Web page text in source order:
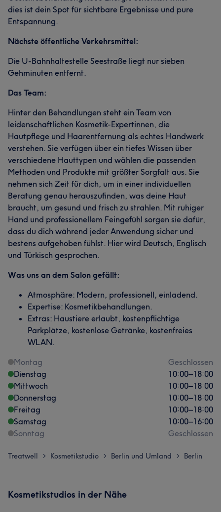
dies ist dein Spot für sichtbare Ergebnisse und pure
Entspannung.
Nächste öffentliche Verkehrsmittel:
Die U-Bahnhaltestelle Seestraße liegt nur sieben
Gehminuten entfernt.
Das Team:
Hinter den Behandlungen steht ein Team von
leidenschaftlichen Kosmetik-Expertinnen, die
Hautpflege und Haarentfernung als echtes Handwerk
verstehen. Sie verfügen über ein tiefes Wissen über
verschiedene Hauttypen und wählen die passenden
Methoden und Produkte mit größter Sorgfalt aus. Sie
nehmen sich Zeit für dich, um in einer individuellen
Beratung genau herauszufinden, was deine Haut
braucht, um gesund und frisch zu strahlen. Mit ruhiger
Hand und professionellem Feingefühl sorgen sie dafür,
dass du dich während jeder Anwendung sicher und
bestens aufgehoben fühlst. Hier wird Deutsch, Englisch
und Türkisch gesprochen.
Was uns an dem Salon gefällt:
Atmosphäre: Modern, professionell, einladend.
Expertise: Kosmetikbehandlungen.
Extras: Haustiere erlaubt, kostenpflichtige
Parkplätze, kostenlose Getränke, kostenfreies
WLAN.
Montag
Geschlossen
Dienstag
10:00–18:00
Mittwoch
10:00–18:00
Donnerstag
10:00–18:00
Freitag
10:00–18:00
Samstag
10:00–16:00
Sonntag
Geschlossen
Treatwell > Kosmetikstudio > Berlin und Umland > Berlin
Kosmetikstudios in der Nähe